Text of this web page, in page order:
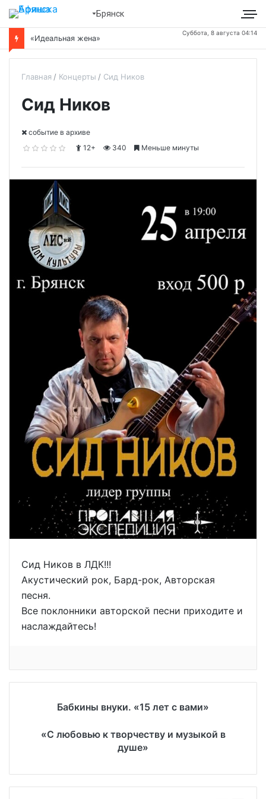
Брянск
«Идеальная жена»
Суббота, 8 августа 04:14
Главная Концерты Сид Ников
Сид Ников
cобытие в архиве
12+
340 Меньше минуты
Сид Ников в ЛДК!!!
Акустический рок, Бард-рок, Авторская
песня.
Все поклонники авторской песни приходите и
наслаждайтесь!
Бабкины внуки. «15 лет с вами»
«С любовью к творчеству и музыкой в
душе»